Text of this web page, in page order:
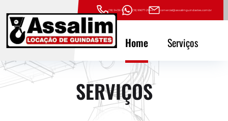
(19) 3439-1593 (19) 99677-2944 comercial@assalimguindastes.com.br
Home Serviços
SERVIÇOS